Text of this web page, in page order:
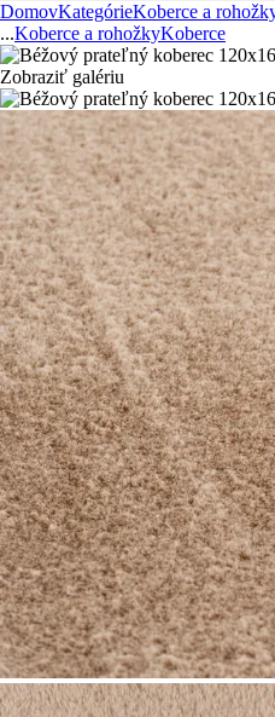
DomovKategórieKoberce a
...Koberce a rohožkyKoberce
Zobraziť galériu